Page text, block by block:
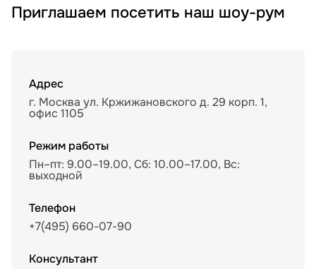
Приглашаем посетить наш шоу-рум
Адрес
г. Москва ул. Кржижановского д. 29 корп. 1,
офис 1105
Режим работы
Пн–пт: 9.00–19.00, Сб: 10.00–17.00, Вс:
выходной
Телефон
+7(495) 660-07-90
Консультант